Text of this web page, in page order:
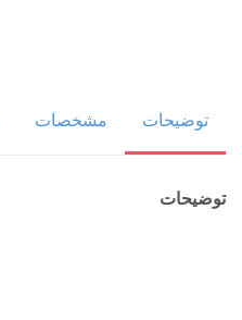
توضیحات مشخصات
توضیحات